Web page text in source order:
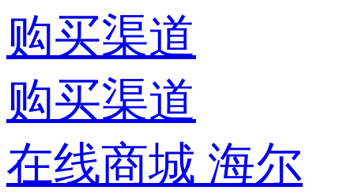
购买渠道
购买渠道
在线商城 海尔